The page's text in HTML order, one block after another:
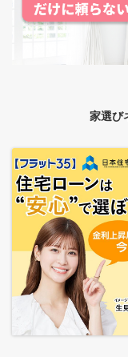
家選び